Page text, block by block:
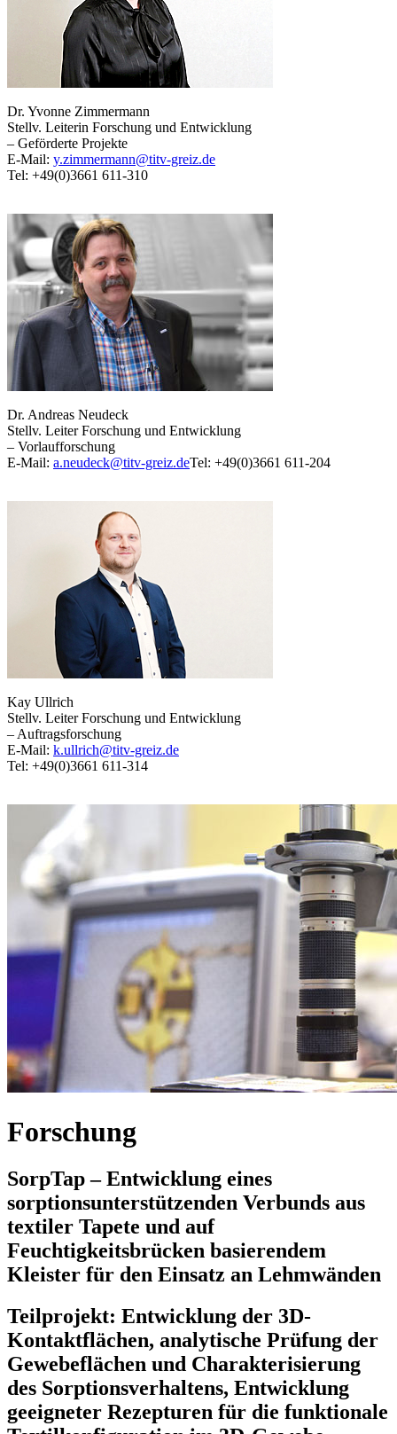
Dr. Yvonne Zimmermann
Stellv. Leiterin Forschung und Entwicklung
– Geförderte Projekte
E-Mail: y.zimmermann@titv-greiz.de
Tel: +49(0)3661 611-310
Dr. Andreas Neudeck
Stellv. Leiter Forschung und Entwicklung
– Vorlaufforschung
E-Mail: a.neudeck@titv-greiz.deTel: +49(0)3661 611-204
Kay Ullrich
Stellv. Leiter Forschung und Entwicklung
– Auftragsforschung
E-Mail: k.ullrich@titv-greiz.de
Tel: +49(0)3661 611-314
Forschung
SorpTap – Entwicklung eines
sorptionsunterstützenden Verbunds aus
textiler Tapete und auf
Feuchtigkeitsbrücken basierendem
Kleister für den Einsatz an Lehmwänden
Teilprojekt: Entwicklung der 3D-
Kontaktflächen, analytische Prüfung der
Gewebeflächen und Charakterisierung
des Sorptionsverhaltens, Entwicklung
geeigneter Rezepturen für die funktionale